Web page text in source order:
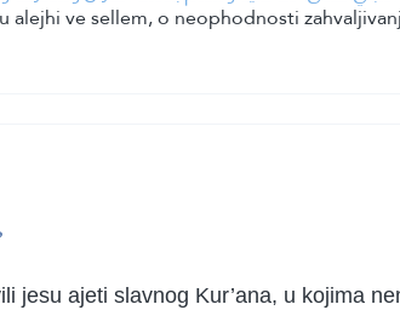
alejhi ve sellem, o neophodnosti
jesu ajeti slavnog Kur’ana, u kojima